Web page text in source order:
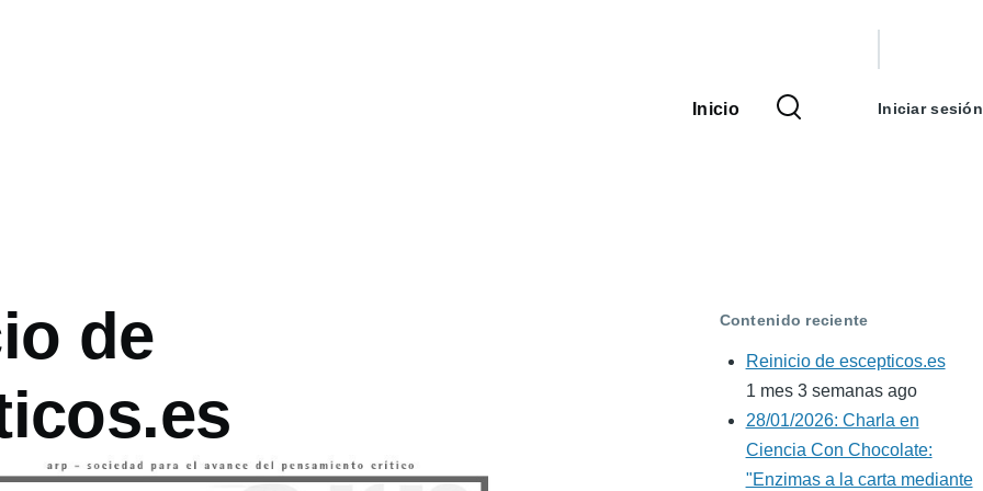
Navegación
Inicio Iniciar sesión
de
Contenido reciente
Reinicio de escepticos.es
1 mes 3 semanas ago
28/01/2026: Charla en
Ciencia Con Chocolate:
"Enzimas a la carta mediante